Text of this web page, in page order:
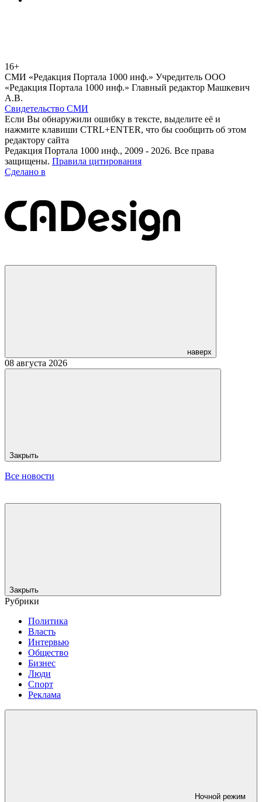
16+
СМИ «Редакция Портала 1000 инф.» Учредитель ООО
«Редакция Портала 1000 инф.» Главный редактор Машкевич
А.В.
Свидетельство СМИ
Если Вы обнаружили ошибку в тексте, выделите её и
нажмите клавиши CTRL+ENTER, что бы сообщить об этом
редактору сайта
Редакция Портала 1000 инф., 2009 - 2026. Все права
защищены. Правила цитирования
Сделано в
наверх
08 августа 2026
Закрыть
Все новости
Закрыть
Рубрики
Политика
Власть
Интервью
Общество
Бизнес
Люди
Спорт
Реклама
Ночной режим